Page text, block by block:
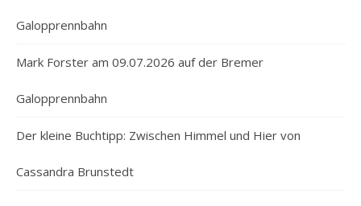
Galopprennbahn
Mark Forster am 09.07.2026 auf der Bremer
Galopprennbahn
Der kleine Buchtipp: Zwischen Himmel und Hier von
Cassandra Brunstedt